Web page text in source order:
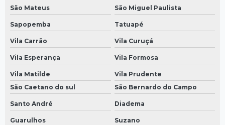
São Mateus São Miguel Paulista
Sapopemba Tatuapé
Vila Carrão Vila Curuçá
Vila Esperança Vila Formosa
Vila Matilde
Vila Prudente
São Caetano do sul
São Bernardo do Campo
Santo André Diadema
Guarulhos Suzano